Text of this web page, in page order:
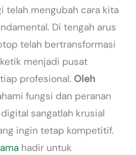
telah mengubah cara kita
Di tengah arus
telah bertransformasi
menjadi pusat
profesional. Oleh
fungsi dan peranan
sangatlah krusial
ingin tetap kompetitif.
hadir untuk